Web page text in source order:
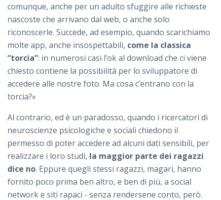
comunque, anche per un adulto sfuggire alle richieste
nascoste che arrivano dal web, o anche solo
riconoscerle. Succede, ad esempio, quando scarichiamo
molte app, anche insospettabili, come la classica
“torcia”: in numerosi casi l’ok al download che ci viene
chiesto contiene la possibilità per lo sviluppatore di
accedere alle nostre foto. Ma cosa c’entrano con la
torcia?»
Al contrario, ed è un paradosso, quando i ricercatori di
neuroscienze psicologiche e sociali chiedono il
permesso di poter accedere ad alcuni dati sensibili, per
realizzare i loro studi, la maggior parte dei ragazzi
dice no. Eppure quegli stessi ragazzi, magari, hanno
fornito poco prima ben altro, e ben di più, a social
network e siti rapaci - senza rendersene conto, però.